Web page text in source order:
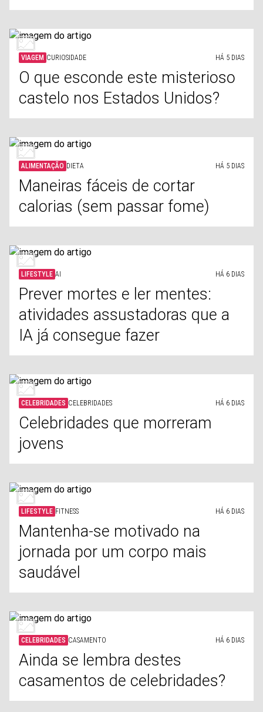
VIAGEM CURIOSIDADE HÁ 5 DIAS
O que esconde este misterioso
castelo nos Estados Unidos?
ALIMENTAÇÃO DIETA HÁ 5 DIAS
Maneiras fáceis de cortar
calorias (sem passar fome)
LIFESTYLE AI HÁ 6 DIAS
Prever mortes e ler mentes:
atividades assustadoras que a
IA já consegue fazer
CELEBRIDADES CELEBRIDADES HÁ 6 DIAS
Celebridades que morreram
jovens
LIFESTYLE FITNESS HÁ 6 DIAS
Mantenha-se motivado na
jornada por um corpo mais
saudável
CELEBRIDADES CASAMENTO HÁ 6 DIAS
Ainda se lembra destes
casamentos de celebridades?